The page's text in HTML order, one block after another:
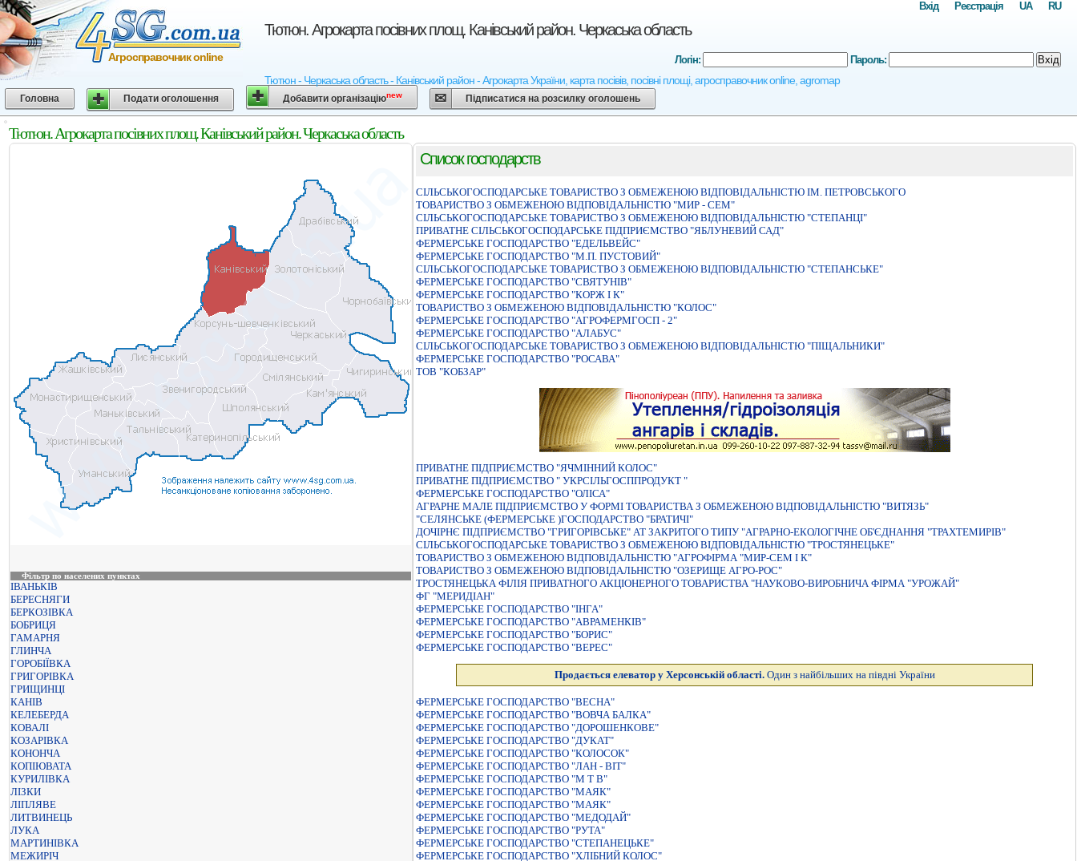
Тютюн. Агрокарта посівних площ. Канівський район. Черкаська область
Тютюн - Черкаська область - Канівський район - Агрокарта України, карта посівів, посівні площі, агросправочник online, agromap
Агросправочник online
RU
UA
Реєстрація
Вхід
Логін: Пароль: Вхід
Головна Подати оголошення Добавити організаціюnew Підписатися на розсилку оголошень
Тютюн. Агрокарта посівних площ. Канівський район. Черкаська область
Фільтр по населених пунктах
ІВАНЬКІВ
БЕРЕСНЯГИ
БЕРКОЗІВКА
БОБРИЦЯ
ГАМАРНЯ
ГЛИНЧА
ГОРОБІЇВКА
ГРИГОРІВКА
ГРИЩИНЦІ
КАНІВ
КЕЛЕБЕРДА
КОВАЛІ
КОЗАРІВКА
КОНОНЧА
КОПІЮВАТА
КУРИЛІВКА
ЛІЗКИ
ЛІПЛЯВЕ
ЛИТВИНЕЦЬ
ЛУКА
МАРТИНІВКА
МЕЖИРІЧ
Список господарств
СIЛЬСЬКОГОСПОДАРСЬКЕ ТОВАРИСТВО З ОБМЕЖЕНОЮ ВIДПОВIДАЛЬНIСТЮ IМ. ПЕТРОВСЬКОГО
ТОВАРИСТВО З ОБМЕЖЕНОЮ ВIДПОВIДАЛЬНIСТЮ "МИР - СЕМ"
СIЛЬСЬКОГОСПОДАРСЬКЕ ТОВАРИСТВО З ОБМЕЖЕНОЮ ВIДПОВIДАЛЬНIСТЮ "СТЕПАНЦI"
ПРИВАТНЕ СIЛЬСЬКОГОСПОДАРСЬКЕ ПIДПРИЄМСТВО "ЯБЛУНЕВИЙ САД"
ФЕРМЕРСЬКЕ ГОСПОДАРСТВО "ЕДЕЛЬВЕЙС"
ФЕРМЕРСЬКЕ ГОСПОДАРСТВО "М.П. ПУСТОВИЙ"
СIЛЬСЬКОГОСПОДАРСЬКЕ ТОВАРИСТВО З ОБМЕЖЕНОЮ ВIДПОВIДАЛЬНIСТЮ "СТЕПАНСЬКЕ"
ФЕРМЕРСЬКЕ ГОСПОДАРСТВО "СВЯТУНIВ"
ФЕРМЕРСЬКЕ ГОСПОДАРСТВО "КОРЖ I К"
ТОВАРИСТВО З ОБМЕЖЕНОЮ ВIДПОВIДАЛЬНIСТЮ "КОЛОС"
ФЕРМЕРСЬКЕ ГОСПОДАРСТВО "АГРОФЕРМГОСП - 2"
ФЕРМЕРСЬКЕ ГОСПОДАРСТВО "АЛАБУС"
СIЛЬСЬКОГОСПОДАРСЬКЕ ТОВАРИСТВО З ОБМЕЖЕНОЮ ВIДПОВIДАЛЬНIСТЮ "ПIЩАЛЬНИКИ"
ФЕРМЕРСЬКЕ ГОСПОДАРСТВО "РОСАВА"
ТОВ "КОБЗАР"
ПРИВАТНЕ ПIДПРИЄМСТВО "ЯЧМIННИЙ КОЛОС"
ПРИВАТНЕ ПІДПРИЄМСТВО " УКРСІЛЬГОСППРОДУКТ "
ФЕРМЕРСЬКЕ ГОСПОДАРСТВО "ОЛІСА"
АГРАРНЕ МАЛЕ ПІДПРИЄМСТВО У ФОРМІ ТОВАРИСТВА З ОБМЕЖЕНОЮ ВІДПОВІДАЛЬНІСТЮ "ВИТЯЗЬ"
"СЕЛЯНСЬКЕ (ФЕРМЕРСЬКЕ )ГОСПОДАРСТВО "БРАТИЧI"
ДОЧІРНЄ ПІДПРИЄМСТВО "ГРИГОРІВСЬКЕ" АТ ЗАКРИТОГО ТИПУ "АГРАРНО-ЕКОЛОГІЧНЕ ОБ'ЄДНАННЯ "ТРАХТЕМИРІВ"
СIЛЬСЬКОГОСПОДАРСЬКЕ ТОВАРИСТВО З ОБМЕЖЕНОЮ ВIДПОВIДАЛЬНIСТЮ "ТРОСТЯНЕЦЬКЕ"
ТОВАРИСТВО З ОБМЕЖЕНОЮ ВIДПОВIДАЛЬНIСТЮ "АГРОФIРМА "МИР-СЕМ I К"
ТОВАРИСТВО З ОБМЕЖЕНОЮ ВІДПОВІДАЛЬНІСТЮ "ОЗЕРИЩЕ АГРО-РОС"
ТРОСТЯНЕЦЬКА ФІЛІЯ ПРИВАТНОГО АКЦІОНЕРНОГО ТОВАРИСТВА "НАУКОВО-ВИРОБНИЧА ФІРМА "УРОЖАЙ"
ФГ "МЕРИДІАН"
ФЕРМЕРСЬКЕ ГОСПОДАРСТВО "IНГА"
ФЕРМЕРСЬКЕ ГОСПОДАРСТВО "АВРАМЕНКІВ"
ФЕРМЕРСЬКЕ ГОСПОДАРСТВО "БОРИС"
ФЕРМЕРСЬКЕ ГОСПОДАРСТВО "ВЕРЕС"
Продається елеватор у Херсонській області. Один з найбільших на півдні України
ФЕРМЕРСЬКЕ ГОСПОДАРСТВО "ВЕСНА"
ФЕРМЕРСЬКЕ ГОСПОДАРСТВО "ВОВЧА БАЛКА"
ФЕРМЕРСЬКЕ ГОСПОДАРСТВО "ДОРОШЕНКОВЕ"
ФЕРМЕРСЬКЕ ГОСПОДАРСТВО "ДУКАТ"
ФЕРМЕРСЬКЕ ГОСПОДАРСТВО "КОЛОСОК"
ФЕРМЕРСЬКЕ ГОСПОДАРСТВО "ЛАН - ВIТ"
ФЕРМЕРСЬКЕ ГОСПОДАРСТВО "М Т В"
ФЕРМЕРСЬКЕ ГОСПОДАРСТВО "МАЯК"
ФЕРМЕРСЬКЕ ГОСПОДАРСТВО "МАЯК"
ФЕРМЕРСЬКЕ ГОСПОДАРСТВО "МЕДОДАЙ"
ФЕРМЕРСЬКЕ ГОСПОДАРСТВО "РУТА"
ФЕРМЕРСЬКЕ ГОСПОДАРСТВО "СТЕПАНЕЦЬКЕ"
ФЕРМЕРСЬКЕ ГОСПОДАРСТВО "ХЛIБНИЙ КОЛОС"